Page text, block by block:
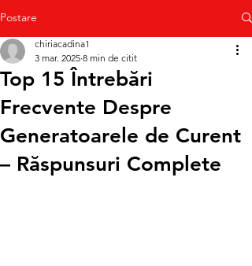
Postare
Top 15 Întrebări
Frecvente Despre
Generatoarele de Curent
– Răspunsuri Complete
chiriacadina1
3 mar. 2025 8 min de citit